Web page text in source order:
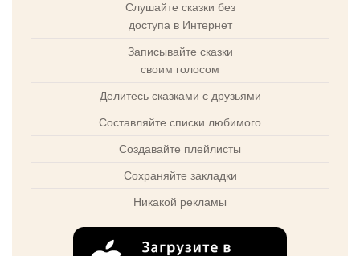
Слушайте сказки без
доступа в Интернет
Записывайте сказки
своим голосом
Делитесь сказками с друзьями
Составляйте списки любимого
Создавайте плейлисты
Сохраняйте закладки
Никакой рекламы